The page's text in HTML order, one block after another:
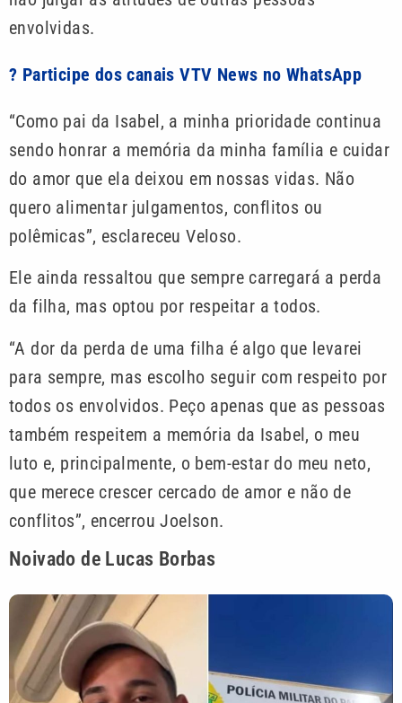
envolvidas.
? Participe dos canais VTV News no WhatsApp
“Como pai da Isabel, a minha prioridade continua
sendo honrar a memória da minha família e cuidar
do amor que ela deixou em nossas vidas. Não
quero alimentar julgamentos, conflitos ou
polêmicas”, esclareceu Veloso.
Ele ainda ressaltou que sempre carregará a perda
da filha, mas optou por respeitar a todos.
“A dor da perda de uma filha é algo que levarei
para sempre, mas escolho seguir com respeito por
todos os envolvidos. Peço apenas que as pessoas
também respeitem a memória da Isabel, o meu
luto e, principalmente, o bem-estar do meu neto,
que merece crescer cercado de amor e não de
conflitos”, encerrou Joelson.
Noivado de Lucas Borbas